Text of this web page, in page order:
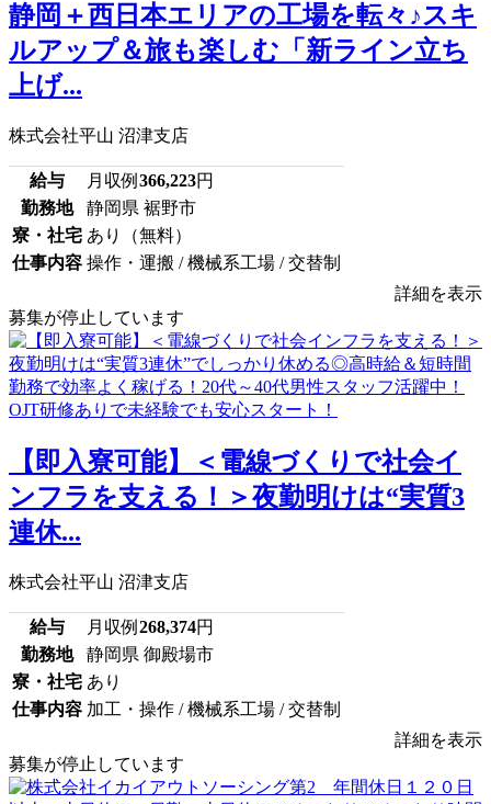
静岡＋西日本エリアの工場を転々♪スキ
ルアップ＆旅も楽しむ「新ライン立ち
上げ...
株式会社平山 沼津支店
給与 月収例 366,223円
勤務地
静岡県 裾野市
寮・社宅 あり（無料）
仕事内容 操作・運搬 / 機械系工場 / 交替制
詳細を表示
募集が停止しています
【即入寮可能】＜電線づくりで社会イ
ンフラを支える！＞夜勤明けは“実質3
連休...
株式会社平山 沼津支店
給与 月収例 268,374円
勤務地
静岡県 御殿場市
寮・社宅 あり
仕事内容 加工・操作 / 機械系工場 / 交替制
詳細を表示
募集が停止しています